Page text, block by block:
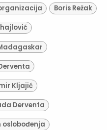
Boris Režak
Kljajić
Derventa
oslobođenja